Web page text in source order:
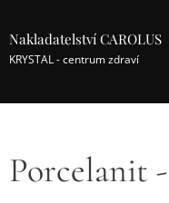
Nakladatelství CAROLUS
KRYSTAL - centrum zdraví
Porcelanit